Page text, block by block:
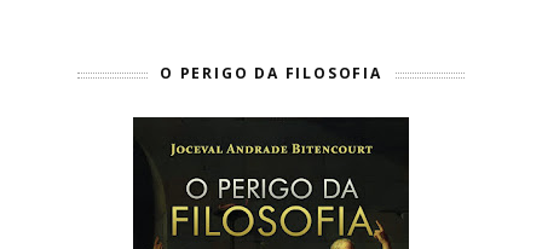
O PERIGO DA FILOSOFIA